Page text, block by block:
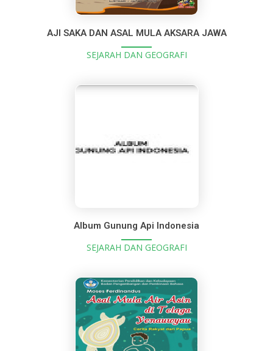
AJI SAKA DAN ASAL MULA AKSARA JAWA
SEJARAH DAN GEOGRAFI
Album Gunung Api Indonesia
SEJARAH DAN GEOGRAFI